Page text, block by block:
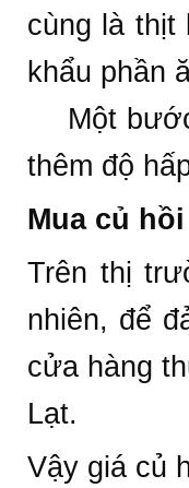
cùng là thịt
khẩu phần
Một bước
thêm độ
Mua củ
Trên thị
nhiên, để
cửa hàng
Lạt.
Vậy giá củ